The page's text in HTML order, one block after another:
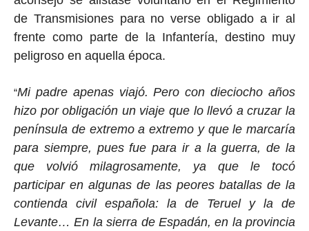
de Transmisiones para no verse obligado a ir al
frente como parte de la Infantería, destino muy
peligroso en aquella época.
“Mi padre apenas viajó. Pero con dieciocho años
hizo por obligación un viaje que lo llevó a cruzar la
península de extremo a extremo y que le marcaría
para siempre, pues fue para ir a la guerra, de la
que volvió milagrosamente, ya que le tocó
participar en algunas de las peores batallas de la
contienda civil española: la de Teruel y la de
Levante… En la sierra de Espadán, en la provincia